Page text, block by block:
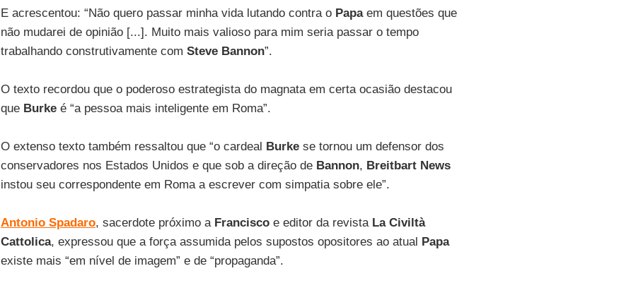
E acrescentou: “Não quero passar minha vida lutando contra o Papaem questões que
não mudarei de opinião [...]. Muito mais valioso para mim seria passar o tempo
trabalhando construtivamente com Steve Bannon”.
O texto recordou que o poderoso estrategista do magnata em certa ocasião destacou
que Burkeé “a pessoa mais inteligente em Roma”.
O extenso texto também ressaltou que “o cardeal Burkese tornou um defensor dos
conservadores nos Estados Unidos e que sob a direção de Bannon, Breitbart News
instou seu correspondente em Roma a escrever com simpatia sobre ele”.
Antonio Spadaro, sacerdote próximo a Franciscoe editor da revista La Civiltà
Cattolica, expressou que a força assumida pelos supostos opositores ao atual Papa
existe mais “em nível de imagem” e de “propaganda”.